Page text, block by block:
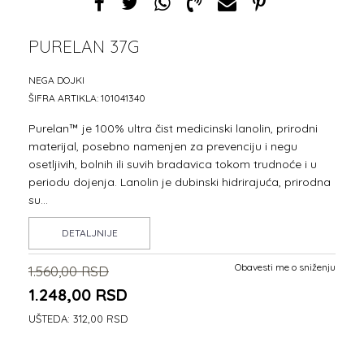
PURELAN 37G
NEGA DOJKI
ŠIFRA ARTIKLA: 101041340
Purelan™ je 100% ultra čist medicinski lanolin, prirodni
materijal, posebno namenjen za prevenciju i negu
osetljivih, bolnih ili suvih bradavica tokom trudnoće i u
periodu dojenja. Lanolin je dubinski hidrirajuća, prirodna
su...
DETALJNIJE
1.560,00 RSD
1.248,00 RSD
UŠTEDA: 312,00 RSD
Obavesti me o sniženju